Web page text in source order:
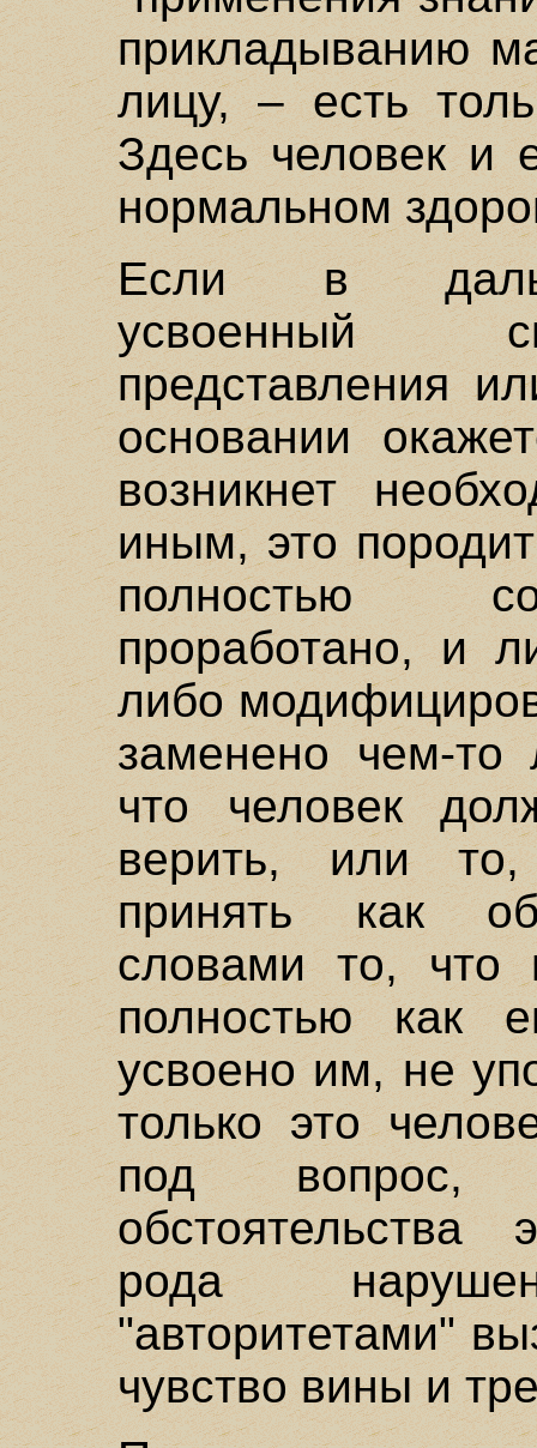
прикладыванию
лицу, – есть
Здесь человек и
нормальном
Если в
усвоенный
представления
основании
возникнет
иным, это
полностью
проработано, и
либо
заменено чем-
что человек
верить, или
принять как
словами то, что
полностью как
усвоено им, не
только это
под
обстоятельства
рода
"авторитетами"
чувство вины и